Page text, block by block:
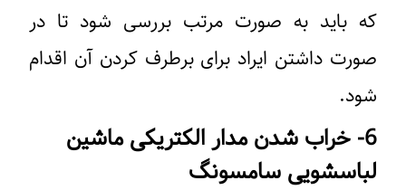
که باید به صورت مرتب بررسی شود تا در
صورت داشتن ایراد برای برطرف کردن آن اقدام
شود.
6- خراب شدن مدار الکتریکی ماشین
لباسشویی سامسونگ